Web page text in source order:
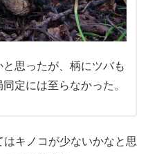
思ったが、柄にツバも
定には至らなかった。
キノコが少ないかなと思